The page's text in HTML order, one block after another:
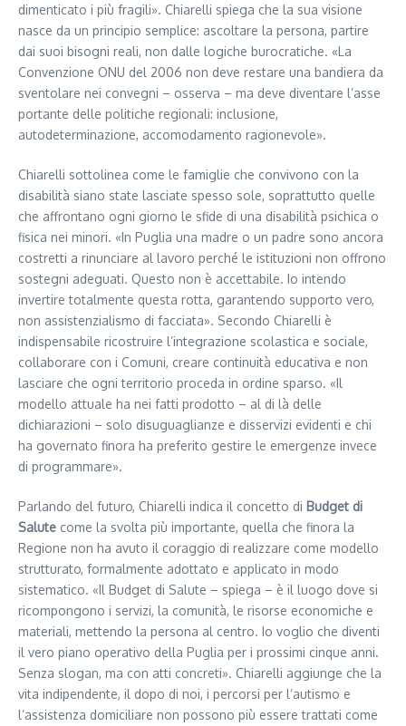
dimenticato i più fragili». Chiarelli spiega che la sua visione
nasce da un principio semplice: ascoltare la persona, partire
dai suoi bisogni reali, non dalle logiche burocratiche. «La
Convenzione ONU del 2006 non deve restare una bandiera da
sventolare nei convegni – osserva – ma deve diventare l’asse
portante delle politiche regionali: inclusione,
autodeterminazione, accomodamento ragionevole».
Chiarelli sottolinea come le famiglie che convivono con la
disabilità siano state lasciate spesso sole, soprattutto quelle
che affrontano ogni giorno le sfide di una disabilità psichica o
fisica nei minori. «In Puglia una madre o un padre sono ancora
costretti a rinunciare al lavoro perché le istituzioni non offrono
sostegni adeguati. Questo non è accettabile. Io intendo
invertire totalmente questa rotta, garantendo supporto vero,
non assistenzialismo di facciata». Secondo Chiarelli è
indispensabile ricostruire l’integrazione scolastica e sociale,
collaborare con i Comuni, creare continuità educativa e non
lasciare che ogni territorio proceda in ordine sparso. «Il
modello attuale ha nei fatti prodotto – al di là delle
dichiarazioni – solo disuguaglianze e disservizi evidenti e chi
ha governato finora ha preferito gestire le emergenze invece
di programmare».
Parlando del futuro, Chiarelli indica il concetto di Budget di
Salute come la svolta più importante, quella che finora la
Regione non ha avuto il coraggio di realizzare come modello
strutturato, formalmente adottato e applicato in modo
sistematico. «Il Budget di Salute – spiega – è il luogo dove si
ricompongono i servizi, la comunità, le risorse economiche e
materiali, mettendo la persona al centro. Io voglio che diventi
il vero piano operativo della Puglia per i prossimi cinque anni.
Senza slogan, ma con atti concreti». Chiarelli aggiunge che la
vita indipendente, il dopo di noi, i percorsi per l’autismo e
l’assistenza domiciliare non possono più essere trattati come